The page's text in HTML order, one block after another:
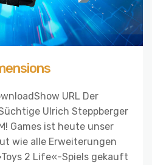
URL Der
Ulrich Steppberger
Games ist heute unser
wie alle Erweiterungen
2 Life«-Spiels gekauft